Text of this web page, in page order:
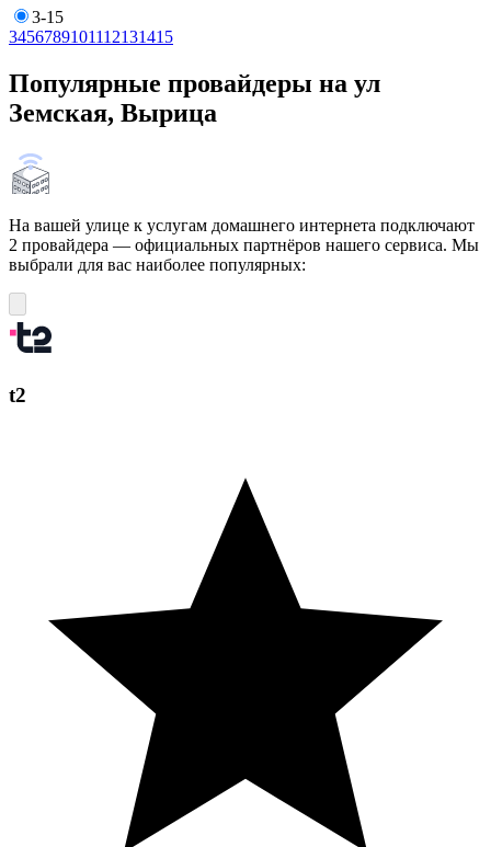
3-15
3456789101112131415
Популярные провайдеры на ул
Земская, Вырица
На вашей улице к услугам домашнего интернета подключают
2 провайдера — официальных партнёров нашего сервиса. Мы
выбрали для вас наиболее популярных:
t2